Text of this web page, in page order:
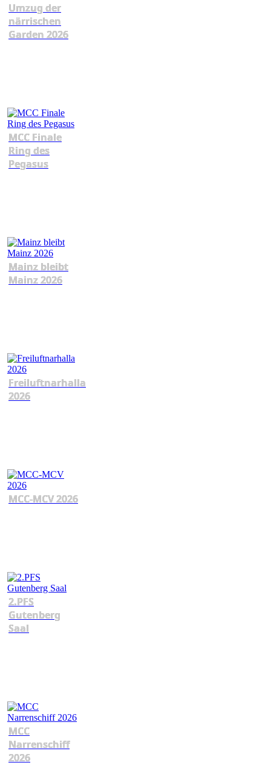
Umzug der
närrischen
Garden 2026
MCC Finale
Ring des
Pegasus
Mainz bleibt
Mainz 2026
Freiluftnarhalla
2026
MCC-MCV 2026
2.PFS
Gutenberg
Saal
MCC
Narrenschiff
2026